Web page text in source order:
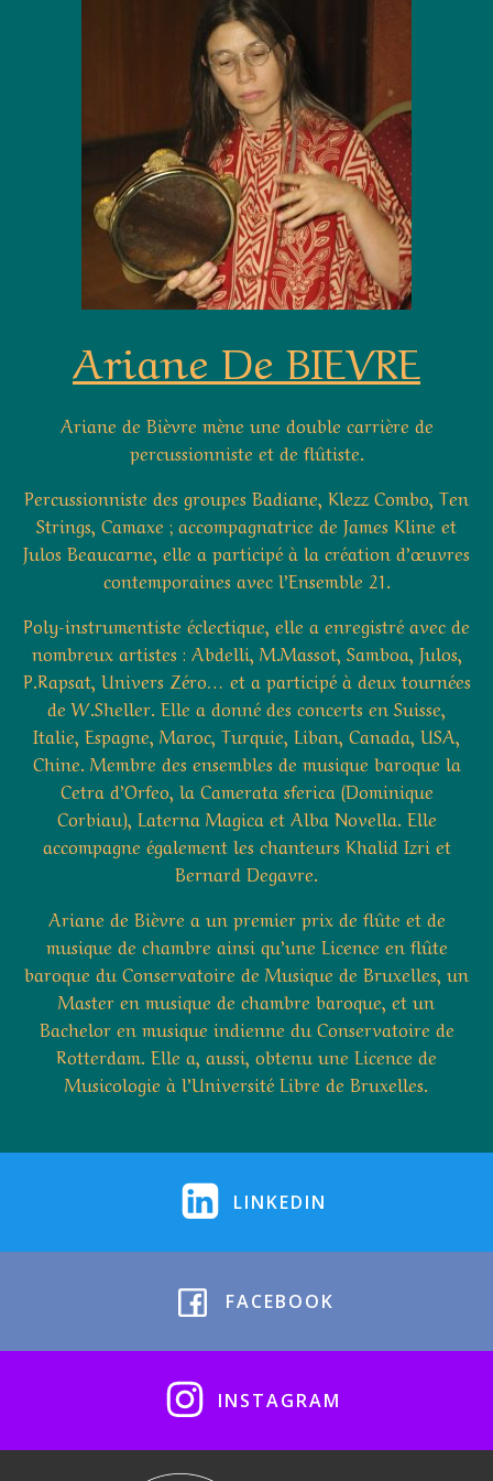
Ariane De BIEVRE
Ariane de Bièvre mène une double carrière de
percussionniste et de flûtiste.
Percussionniste des groupes Badiane, Klezz Combo, Ten
Strings, Camaxe ; accompagnatrice de James Kline et
Julos Beaucarne, elle a participé à la création d’œuvres
contemporaines avec l’Ensemble 21.
Poly-instrumentiste éclectique, elle a enregistré avec de
nombreux artistes : Abdelli, M.Massot, Samboa, Julos,
P.Rapsat, Univers Zéro… et a participé à deux tournées
de W.Sheller. Elle a donné des concerts en Suisse,
Italie, Espagne, Maroc, Turquie, Liban, Canada, USA,
Chine. Membre des ensembles de musique baroque la
Cetra d’Orfeo, la Camerata sferica (Dominique
Corbiau), Laterna Magica et Alba Novella. Elle
accompagne également les chanteurs Khalid Izri et
Bernard Degavre.
Ariane de Bièvre a un premier prix de flûte et de
musique de chambre ainsi qu’une Licence en flûte
baroque du Conservatoire de Musique de Bruxelles, un
Master en musique de chambre baroque, et un
Bachelor en musique indienne du Conservatoire de
Rotterdam. Elle a, aussi, obtenu une Licence de
Musicologie à l’Université Libre de Bruxelles.
LINKEDIN
FACEBOOK
INSTAGRAM